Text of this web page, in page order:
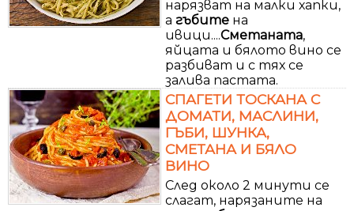
нарязват на малки хапки,
а гъбите на
ивици....Сметаната,
яйцата и бялото вино се
разбиват и с тях се
залива пастата.
СПАГЕТИ ТОСКАНА С
ДОМАТИ, МАСЛИНИ,
ГЪБИ, ШУНКА,
СМЕТАНА И БЯЛО
ВИНО
След около 2 минути се
слагат, нарязаните на